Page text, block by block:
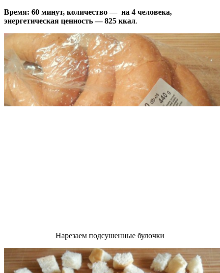
Время: 60 минут, количество — на 4 человека,
энергетическая ценность — 825 ккал.
Нарезаем подсушенные булочки